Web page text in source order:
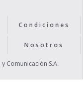
Condiciones
Nosotros
Comunicación S.A.